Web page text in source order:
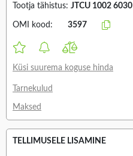
Tootja tähistus: JTCU 1002 6030
OMI kood: 3597
Küsi suurema koguse hinda
Tarnekulud
Maksed
TELLIMUSELE LISAMINE